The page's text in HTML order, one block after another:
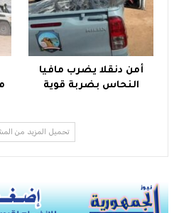
أمن دنقلا يضرب مافيا
النحاس بضربة قوية
تحميل المزيد من